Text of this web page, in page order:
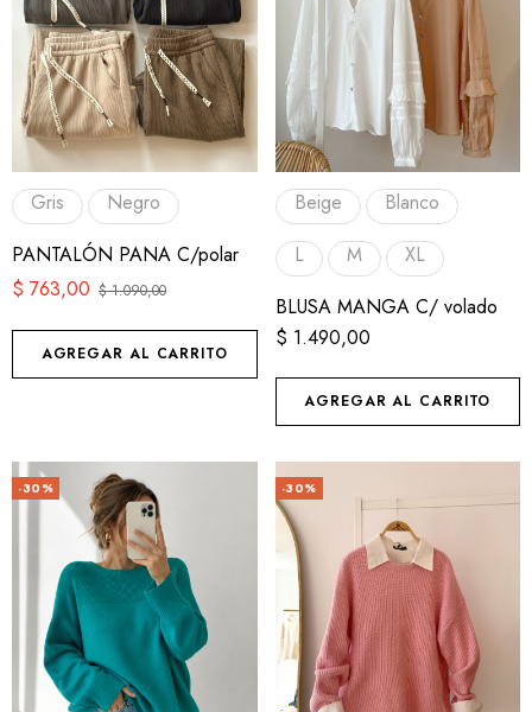
Gris
Negro
PANTALÓN PANA C/polar
$1.090,00
$ 763,00
AGREGAR AL CARRITO
Beige
Blanco
L
M
XL
BLUSA MANGA C/ volado
$ 1.490,00
AGREGAR AL CARRITO
-30% -30%